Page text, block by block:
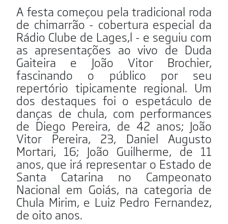
A festa começou pela tradicional roda
de chimarrão - cobertura especial da
Rádio Clube de Lages,l - e seguiu com
as apresentações ao vivo de Duda
Gaiteira e João Vitor Brochier,
fascinando o público por seu
repertório tipicamente regional. Um
dos destaques foi o espetáculo de
danças de chula, com performances
de Diego Pereira, de 42 anos; João
Vitor Pereira, 23, Daniel Augusto
Mortari, 16; João Guilherme, de 11
anos, que irá representar o Estado de
Santa Catarina no Campeonato
Nacional em Goiás, na categoria de
Chula Mirim, e Luiz Pedro Fernandez,
de oito anos.